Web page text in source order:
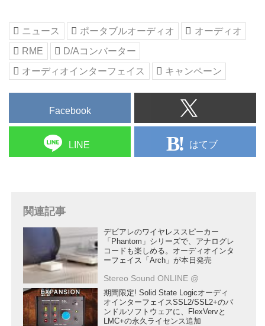
ニュース ポータブルオーディオ
オーディオ
RME
D/Aコンバーター
オーディオインターフェイス
キャンペーン
Facebook
LINE はてブ
関連記事
デビアレのワイヤレススピーカー
「Phantom」シリーズで、アナログレ
コードも楽しめる。オーディオインタ
ーフェイス「Arch」が本日発売
Stereo Sound ONLINE @
期間限定! Solid State Logicオーディ
オインターフェイスSSL2/SSL2+のバ
ンドルソフトウェアに、FlexVervと
LMC+の永久ライセンス追加